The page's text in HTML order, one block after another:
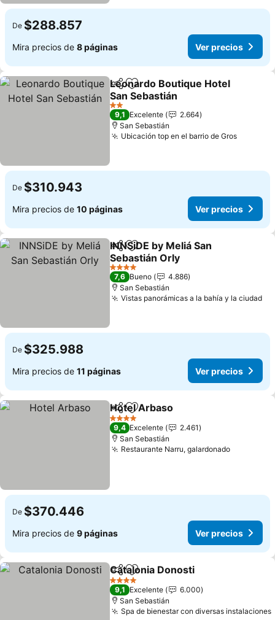
De $288.857
Mira precios de 8 páginas Ver precios
CompartirAgregar a favoritos
Leonardo Boutique Hotel
San Sebastián
Ver precios
2 Estrellas
9,1 Excelente
2.664
San Sebastián
Ubicación top en el barrio de GrosVer
De $310.943
Mira precios de 10 páginas Ver precios
CompartirAgregar a favoritos
INNSiDE by Meliá San
Sebastián Orly
Ver precios
4 Estrellas
7,6 Bueno
4.886
San Sebastián
Vistas panorámicas a la bahía y la ciudad
De $325.988
Mira precios de 11 páginas Ver precios
CompartirAgregar a favoritos
Hotel Arbaso
4 Estrellas
9,4 Excelente
2.461
San Sebastián
Restaurante Narru, galardonadoVer
De $370.446
Mira precios de 9 páginas Ver precios
CompartirAgregar a favoritos
Catalonia Donosti
4 Estrellas
9,1 Excelente
6.000
San Sebastián
Spa de bienestar con diversas instalaciones